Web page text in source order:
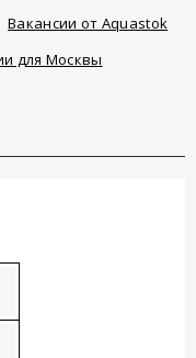
Вакансии от Aquastok
для Москвы